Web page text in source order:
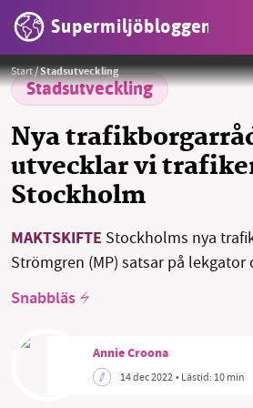
Supermiljöbloggen
OMRÅDEN
MILJÖFAKTA
OM OSS
Sök Sparade inlägg
Threads
Start/Stadsutveckling
Stadsutveckling
Nya
utvecklar vi
Stockholm
MAKTSKIFTE Stockholms nya
Strömgren (MP) satsar på
Snabbläs
Annie Croona
14 dec 2022• Lästid: 10 min